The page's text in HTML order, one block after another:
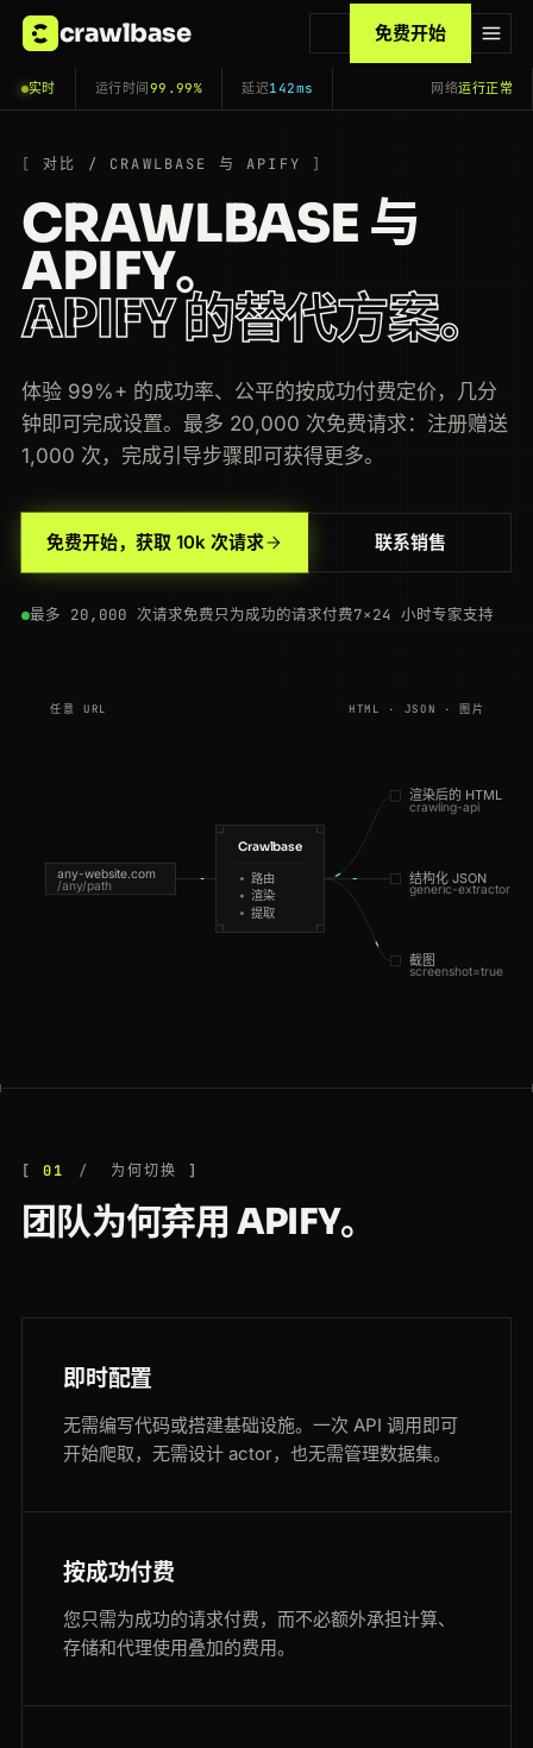
crawlbase 免费开始
实时 运行时间 99.99% 延迟142ms 网络运行正常
对比 / CRAWLBASE 与 APIFY
CRAWLBASE 与
APIFY。
APIFY 的替代方案。
体验 99%+ 的成功率、公平的按成功付费定价，几分
钟即可完成设置。最多 20,000 次免费请求：注册赠送
1,000 次，完成引导步骤即可获得更多。
免费开始，获取 10k 次请求 联系销售
最多 20,000 次请求免费只为成功的请求付费7×24 小时专家支持
任意 URL HTML · JSON · 图片
any-website.com
/any/path
Crawlbase
路由
渲染
提取
渲染后的 HTML
结构化 JSON
截图
crawling-api
generic-extractor
screenshot=true
01 为何切换
团队为何弃用 APIFY。
即时配置
无需编写代码或搭建基础设施。一次 API 调用即可
开始爬取，无需设计 actor，也无需管理数据集。
按成功付费
您只需为成功的请求付费，而不必额外承担计算、
存储和代理使用叠加的费用。